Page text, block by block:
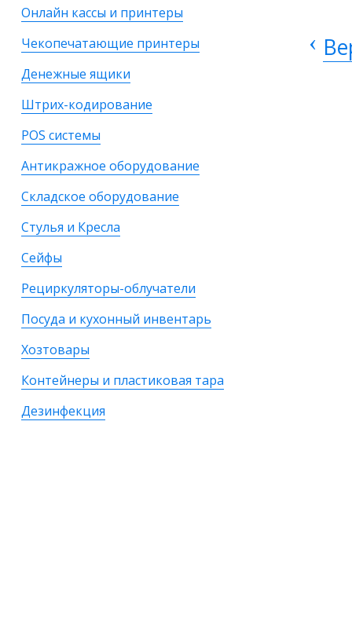
Онлайн кассы и принтеры
Чекопечатающие принтеры
Денежные ящики
Штрих-кодирование
POS системы
Антикражное оборудование
Складское оборудование
Стулья и Кресла
Сейфы
Рециркуляторы-облучатели
Посуда и кухонный инвентарь
Хозтовары
Контейнеры и пластиковая тара
Дезинфекция
‹